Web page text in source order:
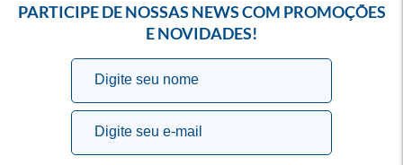
PARTICIPE DE NOSSAS NEWS COM PROMOÇÕES
E NOVIDADES!